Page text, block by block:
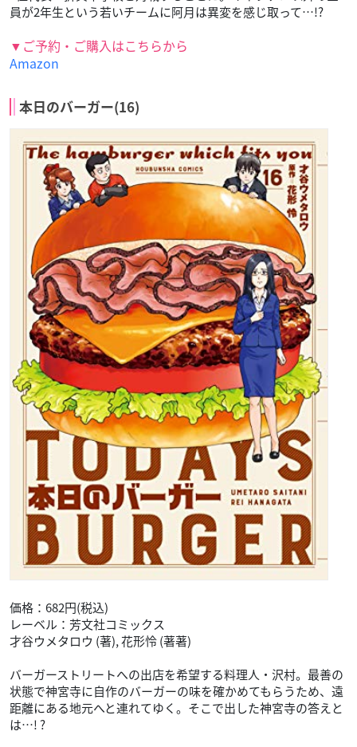
員が2年生という若いチームに阿月は異変を感じ取って…!?
▼ご予約・ご購入はこちらから
Amazon
本日のバーガー(16)
価格：682円(税込)
レーベル：芳文社コミックス
才谷ウメタロウ (著), 花形怜 (著著)
バーガーストリートへの出店を希望する料理人・沢村。最善の
状態で神宮寺に自作のバーガーの味を確かめてもらうため、遠
距離にある地元へと連れてゆく。そこで出した神宮寺の答えと
は…! ?